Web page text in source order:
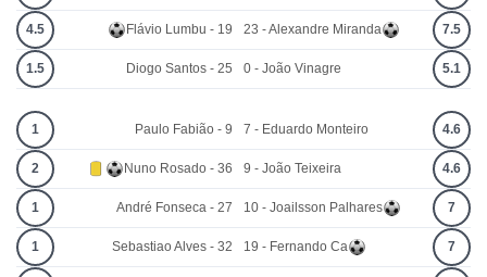
4.5 Flávio Lumbu - 19
1.5 Diogo Santos - 25
23 - Alexandre Miranda 7.5
0 - João Vinagre 5.1
1 Paulo Fabião - 9
2 Nuno Rosado - 36
1 André Fonseca - 27
1 Sebastiao Alves - 32
7 - Eduardo Monteiro 4.6
9 - João Teixeira 4.6
10 - Joailsson Palhares 7
19 - Fernando Ca 7